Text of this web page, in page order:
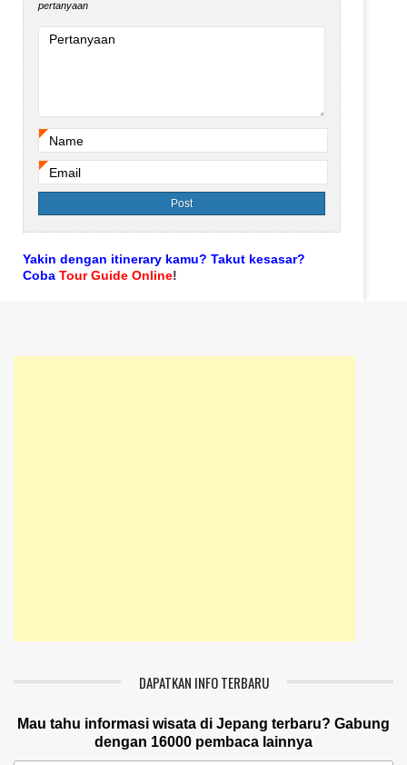
pertanyaan
Pertanyaan
Name
Email
Yakin dengan itinerary kamu? Takut kesasar?
Coba Tour Guide Online!
DAPATKAN INFO TERBARU
Mau tahu informasi wisata di Jepang terbaru? Gabung
dengan 16000 pembaca lainnya